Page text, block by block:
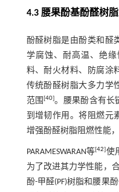
4.3 腰果酚基酚醛树
酚醛树脂是由酚类和醛
学腐蚀、耐高温、绝
料、耐火材料、防腐涂
传统酚醛树脂大多力学
范围[40]。腰果酚含有长
到增韧作用。将阻燃元
增强酚醛树脂阻燃性能
PARAMESWARAN等[42]使
为了改进其力学性能，
酚-甲醛(PF)树脂和腰果